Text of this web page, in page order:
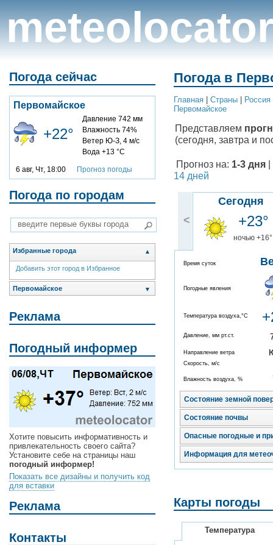
meteolocator
Погода сейчас
Первомайское
+22°
Давление 742 мм
Влажность 74%
Ветер Ю-З, 4 м/с
Вода +13 °C
6 авг, Чт, 18:00 Прогноз погоды
Погода по городам
Избранные города ▲
Добавить этот город в Избранное
Первомайское ▼
Реклама
Погодный информер
Хотите повысить информативность и
привлекательность своего сайта?
Установите себе на страницы наш
погодный информер!
Показать все дизайны и получить код
для вставки
Реклама
Контакты
Погода в
Главная Cтраны Россия
Первомайское
Представляем
(сегодня, завтра и
Прогноз на: 1-3 дня
14 дней
<
Сегодня
+23°
ночью +16°
Время суток
Погодные явления
Температура воздуха,°C
Давление, мм рт.ст.
Направление ветра
Скорость, м/с
Влажность воздуха, %
Состояние земной
Состояние почвы
Опасные погодные и
Информация для
Карты погоды
Температура